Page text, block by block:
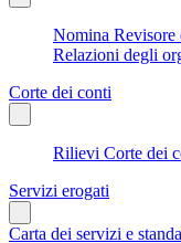
Nomina Revisore
Relazioni degli
Corte dei conti
Rilievi Corte dei
Servizi erogati
Carta dei servizi e